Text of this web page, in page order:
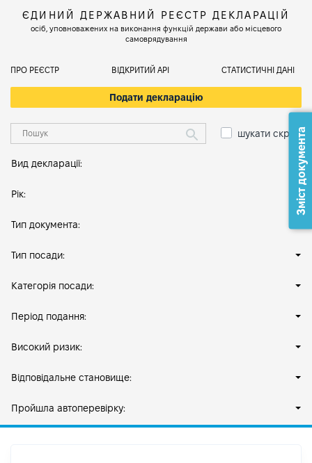
ЄДИНИЙ ДЕРЖАВНИЙ РЕЄСТР ДЕКЛАРАЦІЙ
осіб, уповноважених на виконання функцій держави або місцевого
самоврядування
ПРО РЕЄСТР ВІДКРИТИЙ АРІ СТАТИСТИЧНІ ДАНІ
Подати декларацію
шукати скрізь
Вид декларації:
Рік:
Тип документа:
Тип посади:
Категорія посади:
Період подання:
Високий ризик:
Відповідальне становище:
Пройшла автоперевірку:
Зміст документа